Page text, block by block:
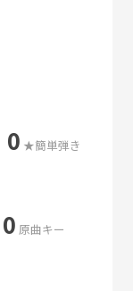
0 ★簡単弾き
0 原曲キー